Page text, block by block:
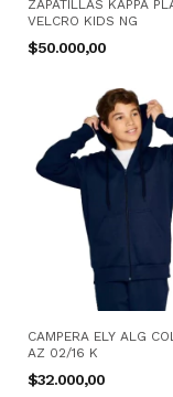
ZAPATILLAS KAPPA
VELCRO KIDS NG
$50.000,00
CAMPERA ELY ALG
AZ 02/16 K
$32.000,00